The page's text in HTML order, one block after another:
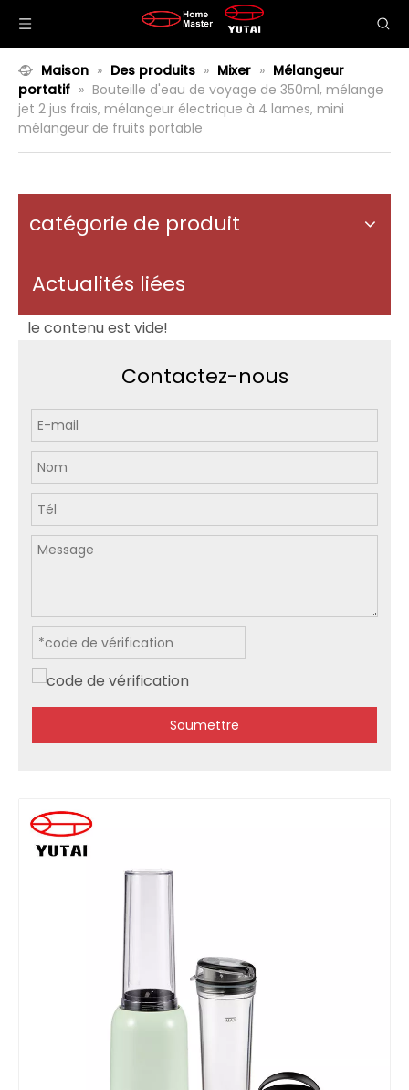
Maison » Des produits » Mixer » Mélangeur
portatif » Bouteille d'eau de voyage de 350ml, mélange
jet 2 jus frais, mélangeur électrique à 4 lames, mini
mélangeur de fruits portable
catégorie de produit
Actualités liées
le contenu est vide!
Contactez-nous
Soumettre